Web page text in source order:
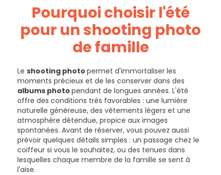
Pourquoi choisir l'été
pour un shooting photo
de famille
Le shooting photo permet d'immortaliser les
moments précieux et de les conserver dans des
albums photo pendant de longues années. L'été
offre des conditions très favorables : une lumière
naturelle généreuse, des vêtements légers et une
atmosphère détendue, propice aux images
spontanées. Avant de réserver, vous pouvez aussi
prévoir quelques détails simples : un passage chez le
coiffeur si vous le souhaitez, ou des tenues dans
lesquelles chaque membre de la famille se sent à
l'aise.